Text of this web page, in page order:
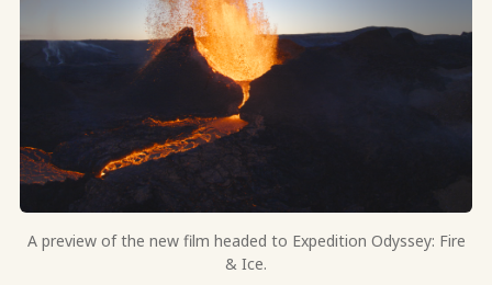
A preview of the new film headed to Expedition Odyssey: Fire
& Ice.